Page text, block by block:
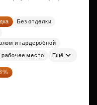
Без отделки
и гардеробной
место Ещё